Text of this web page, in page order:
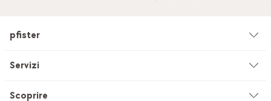
pfister
Azienda
Servizi
Consulenza
Scoprire